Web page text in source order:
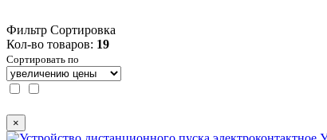
Фильтр Сортировка
Кол-во товаров: 19
Сортировать по
×